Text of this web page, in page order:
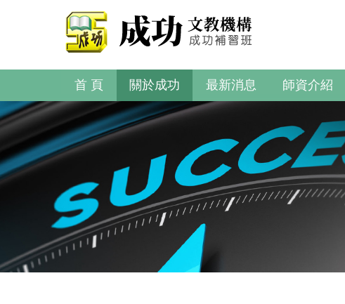
首 頁 關於成功 最新消息 師資介紹